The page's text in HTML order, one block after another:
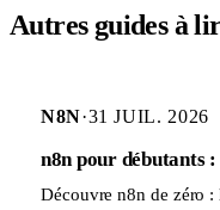
Autres guides à
N8N·31 JUIL. 2026
n8n pour débutants
Découvre n8n de zéro :